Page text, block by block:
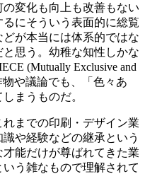
変化も向上も改善もない
にそういう表面的に総覧
が本当には体系的ではな
思う。幼稚な知性しかな
(Mutually Exclusive and
物や議論でも、「色々あ
まうものだ。
までの印刷・デザイン業
や経験などの継承という
能だけが尊ばれてきた業
う雑なもので理解されて